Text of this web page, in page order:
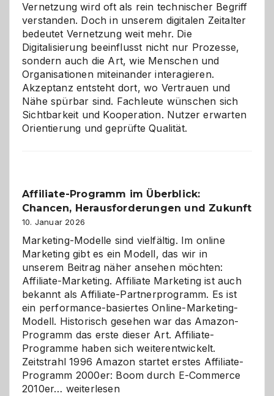
Vernetzung wird oft als rein technischer Begriff
verstanden. Doch in unserem digitalen Zeitalter
bedeutet Vernetzung weit mehr. Die
Digitalisierung beeinflusst nicht nur Prozesse,
sondern auch die Art, wie Menschen und
Organisationen miteinander interagieren.
Akzeptanz entsteht dort, wo Vertrauen und
Nähe spürbar sind. Fachleute wünschen sich
Sichtbarkeit und Kooperation. Nutzer erwarten
Orientierung und geprüfte Qualität.
Affiliate-Programm im Überblick:
Chancen, Herausforderungen und Zukunft
10. Januar 2026
Marketing-Modelle sind vielfältig. Im online
Marketing gibt es ein Modell, das wir in
unserem Beitrag näher ansehen möchten:
Affiliate-Marketing. Affiliate Marketing ist auch
bekannt als Affiliate-Partnerprogramm. Es ist
ein performance-basiertes Online-Marketing-
Modell. Historisch gesehen war das Amazon-
Programm das erste dieser Art. Affiliate-
Programme haben sich weiterentwickelt.
Zeitstrahl 1996 Amazon startet erstes Affiliate-
Programm 2000er: Boom durch E-Commerce
2010er… Affiliate-
weiterlesen